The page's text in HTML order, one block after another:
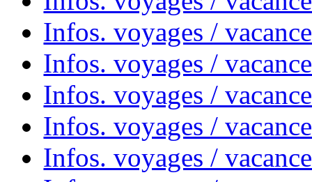
Infos. voyages /
Infos. voyages /
Infos. voyages /
Infos. voyages /
Infos. voyages /